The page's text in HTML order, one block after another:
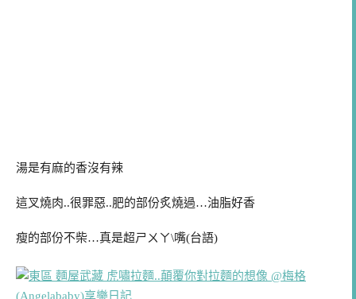
湯是有麻的香沒有辣
這叉燒肉..很罪惡..肥的部份炙燒過…油脂好香
瘦的部份不柴…真是超ㄕㄨㄚ\嘴(台語)